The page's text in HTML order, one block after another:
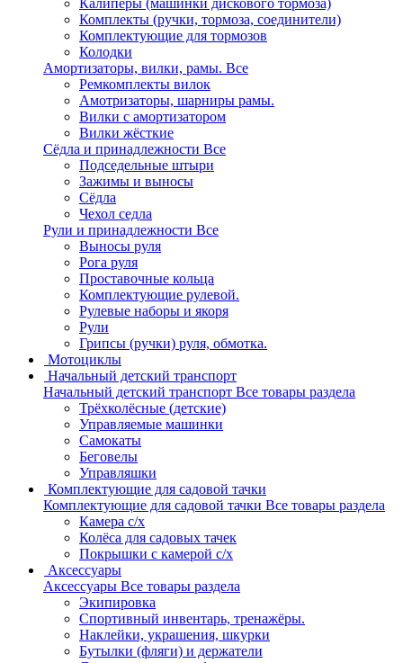
Калиперы (машинки дискового тормоза)
Комплекты (ручки, тормоза, соединители)
Комплектующие для тормозов
Колодки
Амортизаторы, вилки, рамы. Все
Ремкомплекты вилок
Амотризаторы, шарниры рамы.
Вилки с амортизатором
Вилки жёсткие
Сёдла и принадлежности Все
Подседельные штыри
Зажимы и выносы
Сёдла
Чехол седла
Рули и принадлежности Все
Выносы руля
Рога руля
Проставочные кольца
Комплектующие рулевой.
Рулевые наборы и якоря
Рули
Грипсы (ручки) руля, обмотка.
Мотоциклы
Начальный детский транспорт
Начальный детский транспорт Все товары раздела
Трёхколёсные (детские)
Управляемые машинки
Самокаты
Беговелы
Управляшки
Комплектующие для садовой тачки
Комплектующие для садовой тачки Все товары раздела
Камера с/х
Колёса для садовых тачек
Покрышки с камерой с/х
Аксессуары
Аксессуары Все товары раздела
Экипировка
Спортивный инвентарь, тренажёры.
Наклейки, украшения, шкурки
Бутылки (фляги) и держатели